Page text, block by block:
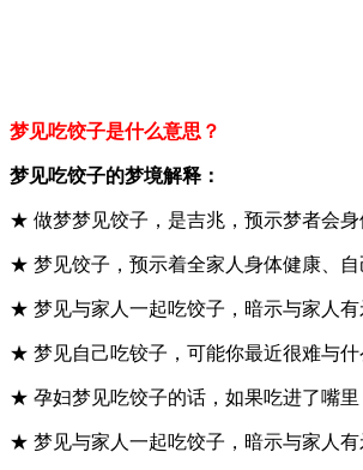
梦见吃饺子是什么意思？
梦见吃饺子的梦境解释：
★ 做梦梦见饺子，是吉兆，预示梦者会身
★ 梦见饺子，预示着全家人身体健康、自
★ 梦见与家人一起吃饺子，暗示与家人有
★ 梦见自己吃铰子，可能你最近很难与什
★ 孕妇梦见吃饺子的话，如果吃进了嘴
★ 梦见与家人一起吃饺子，暗示与家人有